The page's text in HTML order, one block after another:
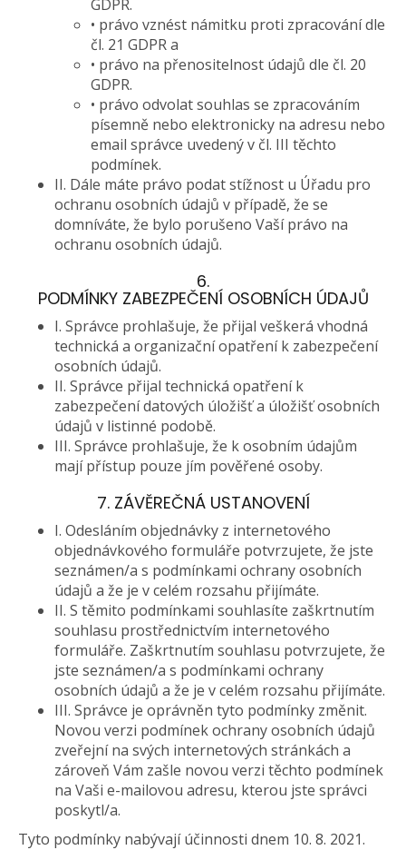
GDPR.
• právo vznést námitku proti zpracování dle
čl. 21 GDPR a
• právo na přenositelnost údajů dle čl. 20
GDPR.
• právo odvolat souhlas se zpracováním
písemně nebo elektronicky na adresu nebo
email správce uvedený v čl. III těchto
podmínek.
II. Dále máte právo podat stížnost u Úřadu pro
ochranu osobních údajů v případě, že se
domníváte, že bylo porušeno Vaší právo na
ochranu osobních údajů.
6.
PODMÍNKY ZABEZPEČENÍ OSOBNÍCH ÚDAJŮ
I. Správce prohlašuje, že přijal veškerá vhodná
technická a organizační opatření k zabezpečení
osobních údajů.
II. Správce přijal technická opatření k
zabezpečení datových úložišť a úložišť osobních
údajů v listinné podobě.
III. Správce prohlašuje, že k osobním údajům
mají přístup pouze jím pověřené osoby.
7. ZÁVĚREČNÁ USTANOVENÍ
I. Odesláním objednávky z internetového
objednávkového formuláře potvrzujete, že jste
seznámen/a s podmínkami ochrany osobních
údajů a že je v celém rozsahu přijímáte.
II. S těmito podmínkami souhlasíte zaškrtnutím
souhlasu prostřednictvím internetového
formuláře. Zaškrtnutím souhlasu potvrzujete, že
jste seznámen/a s podmínkami ochrany
osobních údajů a že je v celém rozsahu přijímáte.
III. Správce je oprávněn tyto podmínky změnit.
Novou verzi podmínek ochrany osobních údajů
zveřejní na svých internetových stránkách a
zároveň Vám zašle novou verzi těchto podmínek
na Vaši e-mailovou adresu, kterou jste správci
poskytl/a.
Tyto podmínky nabývají účinnosti dnem 10. 8. 2021.